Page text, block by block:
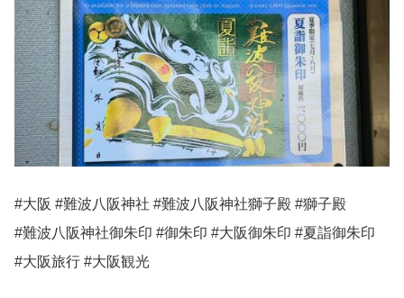
#大阪 #難波八阪神社 #難波八阪神社獅子殿 #獅子殿
#難波八阪神社御朱印 #御朱印 #大阪御朱印 #夏詣御朱印
#大阪旅行 #大阪観光